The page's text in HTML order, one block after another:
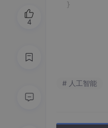
}
需要实现：
# 人工智能
4